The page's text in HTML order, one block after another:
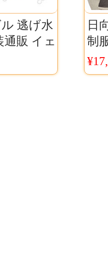
逃げ水
通販 イェ
ク柄
日
制
国
|